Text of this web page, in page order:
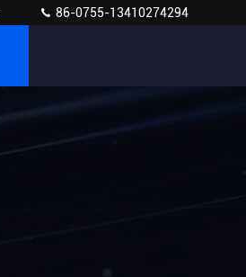
86-0755-13410274294